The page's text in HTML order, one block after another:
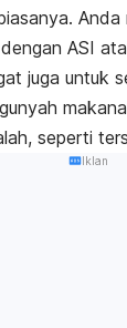
Anda
ASI
juga untuk
seperti
Iklan